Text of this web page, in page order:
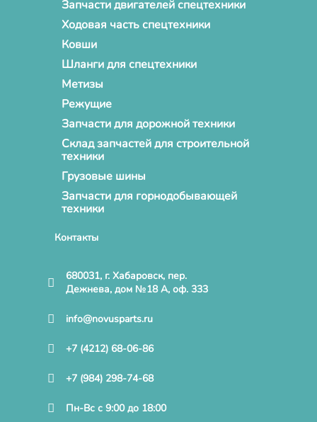
Запчасти двигателей спецтехники
Ходовая часть спецтехники
Ковши
Шланги для спецтехники
Метизы
Режущие
Запчасти для дорожной техники
Склад запчастей для строительной
техники
Грузовые шины
Запчасти для горнодобывающей
техники
Контакты
680031, г. Хабаровск, пер.
Дежнева, дом №18 А, оф. 333
info@novusparts.ru
+7 (4212) 68-06-86
+7 (984) 298-74-68
Пн-Вс с 9:00 до 18:00